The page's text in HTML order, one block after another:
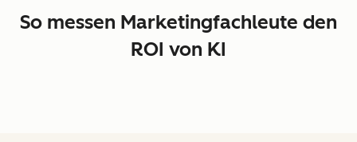
So messen Marketingfachleute den
ROI von KI